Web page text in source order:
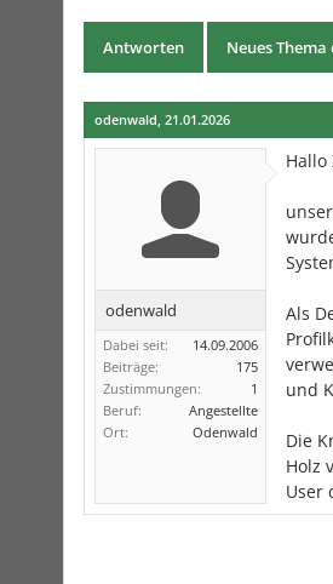
Antworten Neues
odenwald, 21.01.2026
odenwald
Dabei seit:
14.09.2006
Beiträge:
175
Zustimmungen:
1
Beruf:
Angestellte
Ort:
Odenwald
Hallo
Als
und
Die
Holz
User